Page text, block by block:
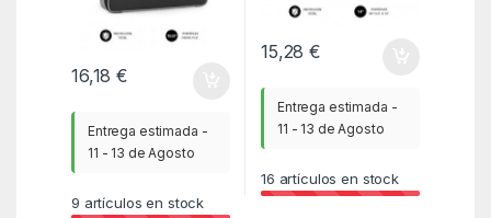
16,18€
Entrega estimada -
11 - 13 de Agosto
9 artículos en stock
15,28€
Entrega estimada -
11 - 13 de Agosto
16 artículos en stock